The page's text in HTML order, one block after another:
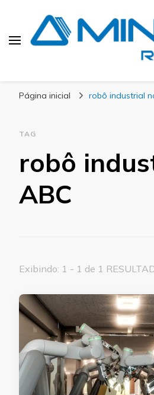
Página inicial robô industrial
TAG
robô
ABC
Exibindo: 1 - 1 de 1